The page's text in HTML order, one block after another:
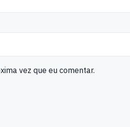
vez que eu comentar.